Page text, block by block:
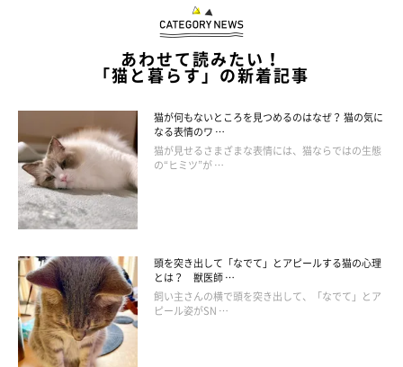
爪とぎの対策について
あわせて読みたい！
「猫と暮らす」の新着記事
猫が何もないところを見つめるのはなぜ？ 猫の気に
なる表情のワ …
猫が見せるさまざまな表情には、猫ならではの生態
の“ヒミツ”が …
頭を突き出して「なでて」とアピールする猫の心理
とは？ 獣医師 …
飼い主さんの横で頭を突き出して、「なでて」とア
ピール姿がSN …